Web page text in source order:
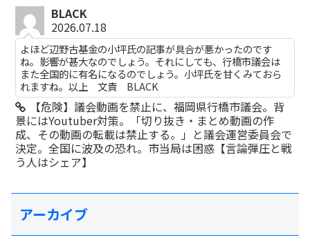
BLACK
2026.07.18
よほど辺野古基金の小坪氏の記事が具合が悪かったのです
ね。影響が甚大なのでしょう。それにしても、行橋市議会は
また全国的に有名になるのでしょう。小坪氏を甘くみておら
れますね。以上 文責 BLACK
【危険】議会動画を禁止に、福岡県行橋市議会。背
景にはYoutuber対策。「切り抜き・まとめ動画の作
成、その動画の転載は禁止する。」と議会運営委員会で
決定。全国に波及の恐れ。市当局は困惑【言論弾圧と戦
う人はシェア】
アーカイブ